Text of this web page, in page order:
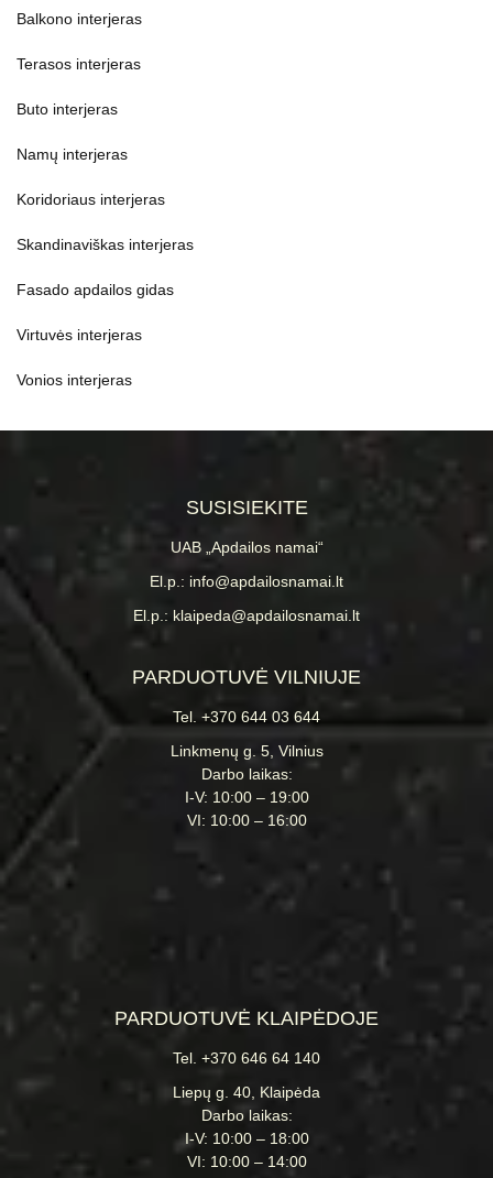
Balkono interjeras
Terasos interjeras
Buto interjeras
Namų interjeras
Koridoriaus interjeras
Skandinaviškas interjeras
Fasado apdailos gidas
Virtuvės interjeras
Vonios interjeras
SUSISIEKITE
UAB „Apdailos namai“
El.p.: info@apdailosnamai.lt
El.p.: klaipeda@apdailosnamai.lt
PARDUOTUVĖ VILNIUJE
Tel. +370 644 03 644
Linkmenų g. 5, Vilnius
Darbo laikas:
I-V: 10:00 – 19:00
VI: 10:00 – 16:00
PARDUOTUVĖ KLAIPĖDOJE
Tel. +370 646 64 140
Liepų g. 40, Klaipėda
Darbo laikas:
I-V: 10:00 – 18:00
VI: 10:00 – 14:00